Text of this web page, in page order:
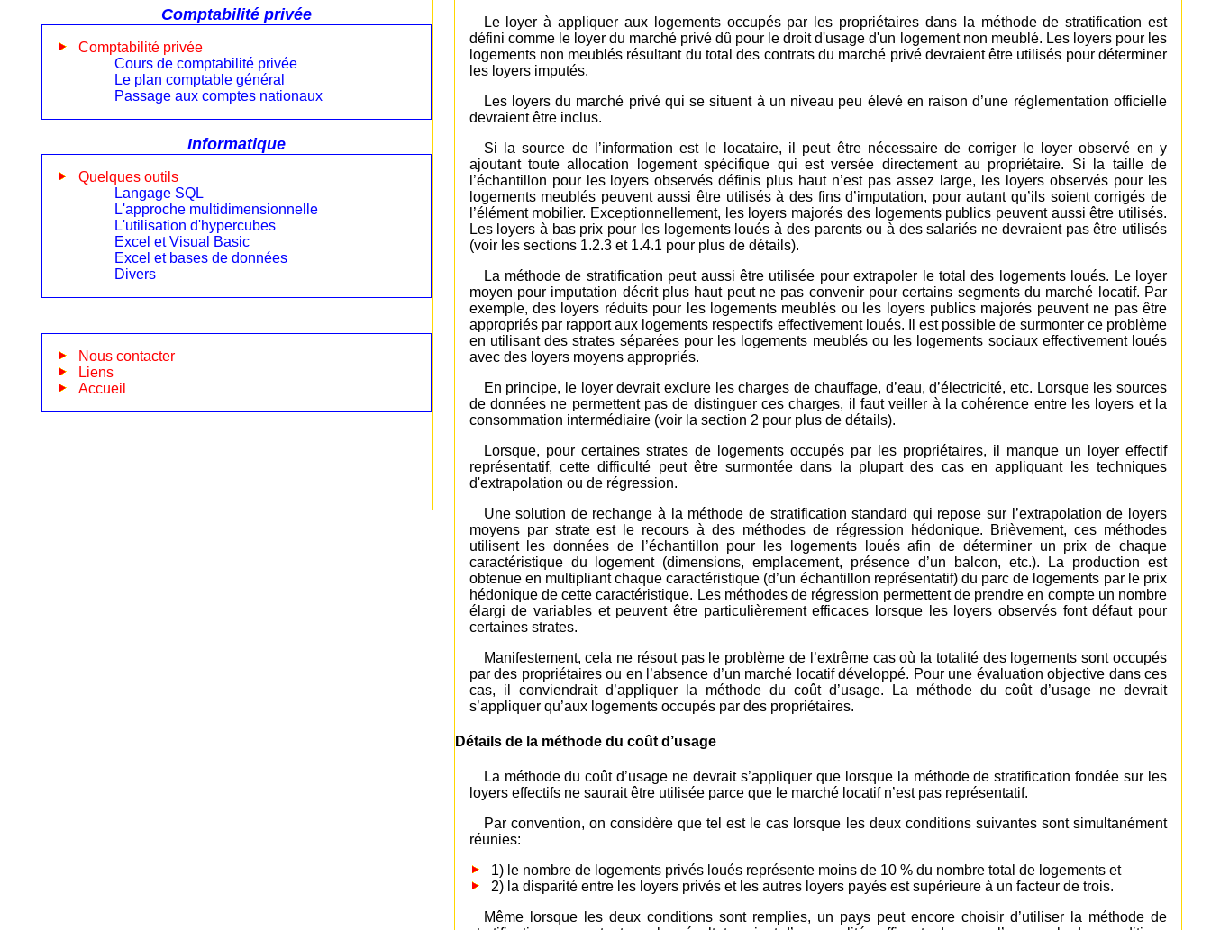
Le loyer à appliquer aux logements occupés par les propriétaires dans la méthode de stratification est
défini comme le loyer du marché privé dû pour le droit d'usage d'un logement non meublé. Les loyers pour les
logements non meublés résultant du total des contrats du marché privé devraient être utilisés pour déterminer
les loyers imputés.
Les loyers du marché privé qui se situent à un niveau peu élevé en raison d’une réglementation officielle
devraient être inclus.
Si la source de l’information est le locataire, il peut être nécessaire de corriger le loyer observé en y
ajoutant toute allocation logement spécifique qui est versée directement au propriétaire. Si la taille de
l’échantillon pour les loyers observés définis plus haut n’est pas assez large, les loyers observés pour les
logements meublés peuvent aussi être utilisés à des fins d’imputation, pour autant qu’ils soient corrigés de
l’élément mobilier. Exceptionnellement, les loyers majorés des logements publics peuvent aussi être utilisés.
Les loyers à bas prix pour les logements loués à des parents ou à des salariés ne devraient pas être utilisés
(voir les sections 1.2.3 et 1.4.1 pour plus de détails).
La méthode de stratification peut aussi être utilisée pour extrapoler le total des logements loués. Le loyer
moyen pour imputation décrit plus haut peut ne pas convenir pour certains segments du marché locatif. Par
exemple, des loyers réduits pour les logements meublés ou les loyers publics majorés peuvent ne pas être
appropriés par rapport aux logements respectifs effectivement loués. Il est possible de surmonter ce problème
en utilisant des strates séparées pour les logements meublés ou les logements sociaux effectivement loués
avec des loyers moyens appropriés.
En principe, le loyer devrait exclure les charges de chauffage, d’eau, d’électricité, etc. Lorsque les sources
de données ne permettent pas de distinguer ces charges, il faut veiller à la cohérence entre les loyers et la
consommation intermédiaire (voir la section 2 pour plus de détails).
Lorsque, pour certaines strates de logements occupés par les propriétaires, il manque un loyer effectif
représentatif, cette difficulté peut être surmontée dans la plupart des cas en appliquant les techniques
d'extrapolation ou de régression.
Une solution de rechange à la méthode de stratification standard qui repose sur l’extrapolation de loyers
moyens par strate est le recours à des méthodes de régression hédonique. Brièvement, ces méthodes
utilisent les données de l’échantillon pour les logements loués afin de déterminer un prix de chaque
caractéristique du logement (dimensions, emplacement, présence d’un balcon, etc.). La production est
obtenue en multipliant chaque caractéristique (d’un échantillon représentatif) du parc de logements par le prix
hédonique de cette caractéristique. Les méthodes de régression permettent de prendre en compte un nombre
élargi de variables et peuvent être particulièrement efficaces lorsque les loyers observés font défaut pour
certaines strates.
Manifestement, cela ne résout pas le problème de l’extrême cas où la totalité des logements sont occupés
par des propriétaires ou en l’absence d’un marché locatif développé. Pour une évaluation objective dans ces
cas, il conviendrait d’appliquer la méthode du coût d’usage. La méthode du coût d’usage ne devrait
s’appliquer qu’aux logements occupés par des propriétaires.
Détails de la méthode du coût d’usage
La méthode du coût d’usage ne devrait s’appliquer que lorsque la méthode de stratification fondée sur les
loyers effectifs ne saurait être utilisée parce que le marché locatif n’est pas représentatif.
Par convention, on considère que tel est le cas lorsque les deux conditions suivantes sont simultanément
réunies:
1) le nombre de logements privés loués représente moins de 10 % du nombre total de logements et
2) la disparité entre les loyers privés et les autres loyers payés est supérieure à un facteur de trois.
Même lorsque les deux conditions sont remplies, un pays peut encore choisir d’utiliser la méthode de
Comptabilité privée
Comptabilité privée
Cours de comptabilité privée
Le plan comptable général
Passage aux comptes nationaux
Informatique
Quelques outils
Langage SQL
L'approche multidimensionnelle
L'utilisation d'hypercubes
Excel et Visual Basic
Excel et bases de données
Divers
Nous contacter
Liens
Accueil